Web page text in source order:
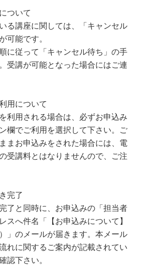
ついて
る講座に関しては、「キャンセル
可能です。
に従って「キャンセル待ち」の手
受講が可能となった場合にはご連
用について
利用される場合は、必ずお申込み
欄でご利用を選択して下さい。ご
まお申込みをされた場合には、電
受講料とはなりませんので、ご注
完了
了と同時に、お申込みの「担当者
スへ件名「【お申込みについて】
」のメールが届きます。本メール
れに関するご案内が記載されてい
認下さい。